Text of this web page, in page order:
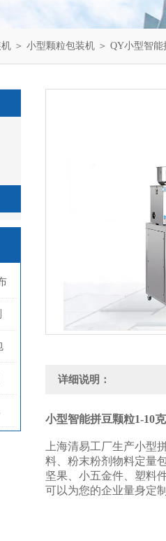
＞ 小型颗粒包装机 ＞ QY小型智
详细说明：
小型智能拼豆颗粒1-10
上海清易工厂生产小型
料、粉末粉剂物料定量
坚果、小五金件、塑料
可以为您的企业量身定